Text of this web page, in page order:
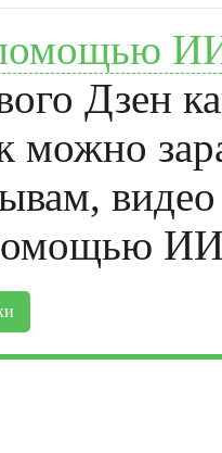
помощью
Дзен
можно